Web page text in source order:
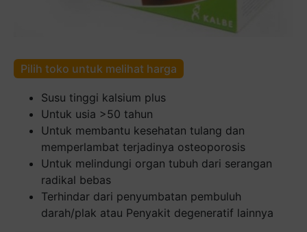
Pilih toko untuk melihat harga
Susu tinggi kalsium plus
Untuk usia >50 tahun
Untuk membantu kesehatan tulang dan
memperlambat terjadinya osteoporosis
Untuk melindungi organ tubuh dari serangan
radikal bebas
Terhindar dari penyumbatan pembuluh
darah/plak atau Penyakit degeneratif lainnya